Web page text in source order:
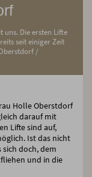
Die ersten Lifte
seit einiger Zeit
/
Holle Oberstdorf
darauf mit
Lifte sind auf,
Ist das nicht
doch, dem
und in die